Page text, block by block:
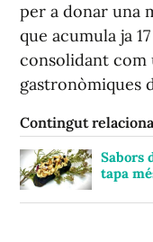
per a donar una
que acumula ja
consolidant com
gastronòmiques
Contingut
Sabors
tapa